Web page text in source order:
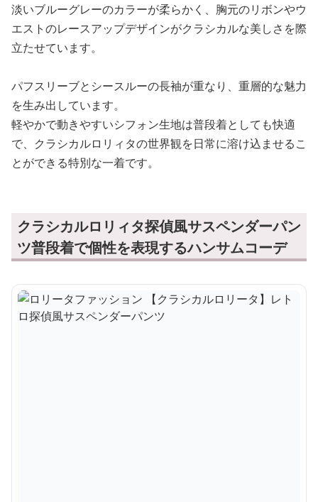
淡いブルーグレーのカラーが柔らかく、胸元のリボンやウ
エストのレースアップデザインがクラシカルな美しさを際
立たせています。
パフスリーブとシースルーの長袖が重なり、重層的な魅力
を生み出しています。
軽やかで動きやすいシフォン生地は普段着としても快適
で、クラシカルロリィタの世界観を日常に溶け込ませるこ
とができる特別な一着です。
クラシカルロリィタ探偵風サスペンダーパン
ツ普段着で個性を表現するハンサムコーデ